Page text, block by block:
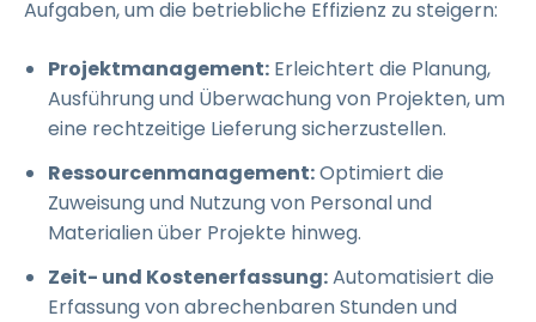
Aufgaben, um die betriebliche Effizienz zu steigern:
Projektmanagement: Erleichtert die Planung,
Ausführung und Überwachung von Projekten, um
eine rechtzeitige Lieferung sicherzustellen.
Ressourcenmanagement:Optimiert die
Zuweisung und Nutzung von Personal und
Materialien über Projekte hinweg.
Zeit- und Kostenerfassung:Automatisiert die
Erfassung von abrechenbaren Stunden und